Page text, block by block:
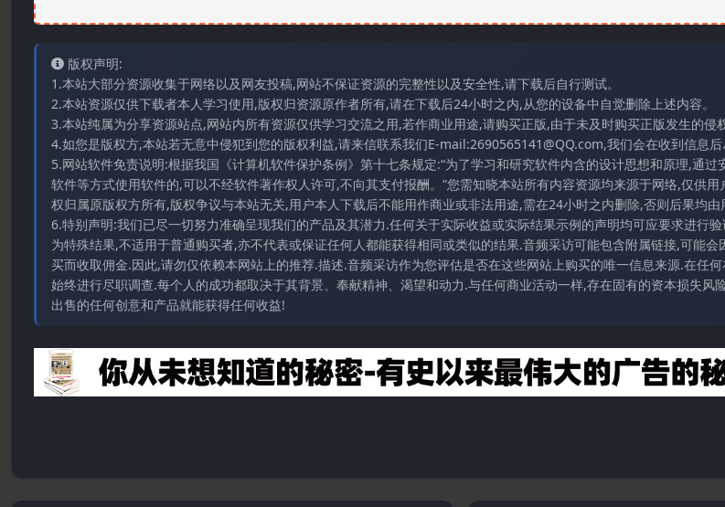
版权声明:
1.本站大部分资源收集于网络以及网友投稿,网站不保证资源的完整性以及安全性,请下载后自行测试。
2.本站资源仅供下载者本人学习使用,版权归资源原作者所有,请在下载后24小时之内,从您的设备中自觉删除上述内容。
3.本站纯属为分享资源站点,网站内所有资源仅供学习交流之用,若作商业用途,请购买正版,由于未及时购买正版发生的侵
4.如您是版权方,本站若无意中侵犯到您的版权利益,请来信联系我们E-mail:2690565141@QQ.com,我们会在收到信息
5.网站软件免责说明:根据我国《计算机软件保护条例》第十七条规定:“为了学习和研究软件内含的设计思想和原理,通过
软件等方式使用软件的,可以不经软件著作权人许可,不向其支付报酬。”您需知晓本站所有内容资源均来源于网络,仅供
权归属原版权方所有,版权争议与本站无关,用户本人下载后不能用作商业或非法用途,需在24小时之内删除,否则后果均由
6.特别声明:我们已尽一切努力准确呈现我们的产品及其潜力.任何关于实际收益或实际结果示例的声明均可应要求进行
为特殊结果,不适用于普通购买者,亦不代表或保证任何人都能获得相同或类似的结果.音频采访可能包含附属链接,可能会
买而收取佣金.因此,请勿仅依赖本网站上的推荐.描述.音频采访作为您评估是否在这些网站上购买的唯一信息来源.在任
始终进行尽职调查.每个人的成功都取决于其背景、奉献精神、渴望和动力.与任何商业活动一样,存在固有的资本损失风
出售的任何创意和产品就能获得任何收益!